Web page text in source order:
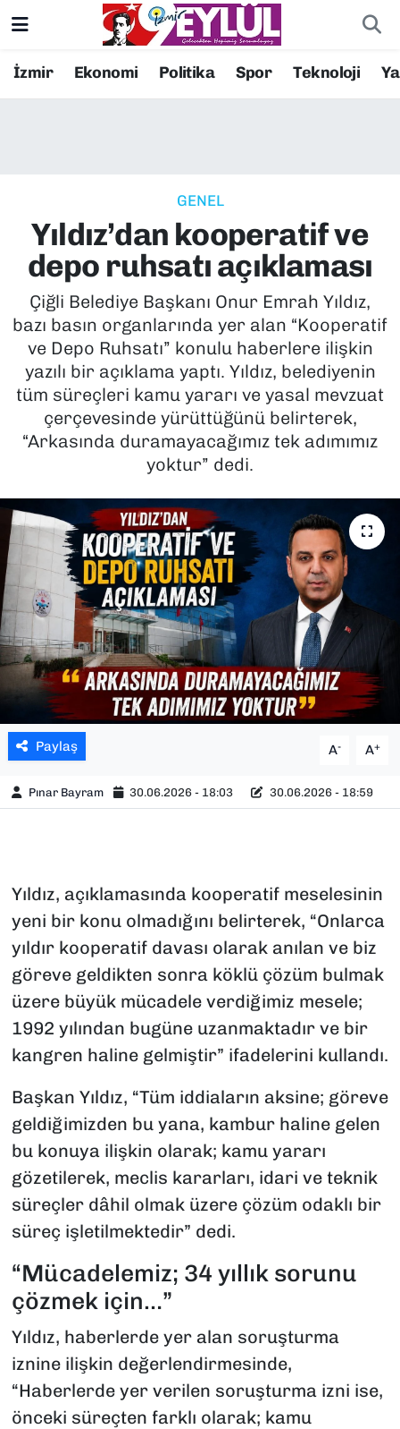
İzmir Ekonomi Politika Spor Teknoloji
GENEL
Yıldız’dan kooperatif ve
depo ruhsatı açıklaması
Çiğli Belediye Başkanı Onur Emrah Yıldız,
bazı basın organlarında yer alan “Kooperatif
ve Depo Ruhsatı” konulu haberlere ilişkin
yazılı bir açıklama yaptı. Yıldız, belediyenin
tüm süreçleri kamu yararı ve yasal mevzuat
çerçevesinde yürüttüğünü belirterek,
“Arkasında duramayacağımız tek adımımız
yoktur” dedi.
Paylaş A- A+
Pınar Bayram 30.06.2026 - 18:03 30.06.2026 - 18:59
Yıldız, açıklamasında kooperatif meselesinin
yeni bir konu olmadığını belirterek, “Onlarca
yıldır kooperatif davası olarak anılan ve biz
göreve geldikten sonra köklü çözüm bulmak
üzere büyük mücadele verdiğimiz mesele;
1992 yılından bugüne uzanmaktadır ve bir
kangren haline gelmiştir” ifadelerini kullandı.
Başkan Yıldız, “Tüm iddiaların aksine; göreve
geldiğimizden bu yana, kambur haline gelen
bu konuya ilişkin olarak; kamu yararı
gözetilerek, meclis kararları, idari ve teknik
süreçler dâhil olmak üzere çözüm odaklı bir
süreç işletilmektedir” dedi.
“Mücadelemiz; 34 yıllık sorunu
çözmek için…”
Yıldız, haberlerde yer alan soruşturma
iznine ilişkin değerlendirmesinde,
“Haberlerde yer verilen soruşturma izni ise,
önceki süreçten farklı olarak; kamu
Resmi İlanlar
EKONOMİ
KÜLTÜR SANAT
MAGAZİN
POLİTİKA
SAĞLIK
TEKNOLOJİ
YAŞAM
YEREL YÖNETİMLER
Konak Nöbetçi Eczaneler
Süper Lig Puan Durumu ve Fikstür
Tüm Manşetler
Son Dakika Haberleri
Haber Arşivi